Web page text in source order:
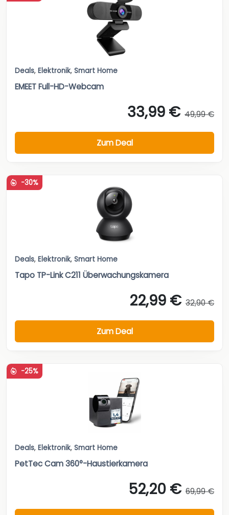
Deals, Elektronik, Smart Home
EMEET Full-HD-Webcam
33,99 € 49,99 €
Zum Deal
-30%
Deals, Elektronik, Smart Home
Tapo TP-Link C211 Überwachungskamera
22,99 € 32,90 €
Zum Deal
-25%
Deals, Elektronik, Smart Home
PetTec Cam 360°-Haustierkamera
52,20 € 69,99 €